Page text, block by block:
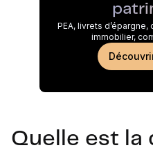
PEA, livrets
immobilier,
Quelle est la